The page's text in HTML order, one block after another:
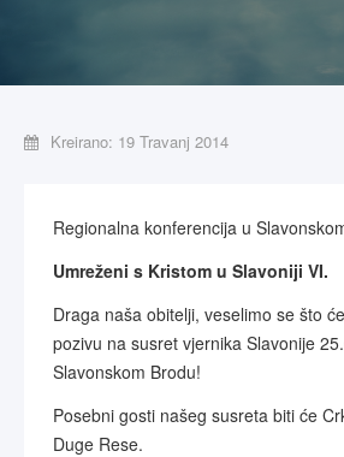
Kreirano: 19 Travanj 2014
Regionalna konferencija u
Umreženi s Kristom u Slavoniji VI.
Draga naša obitelji, veselimo se što
pozivu na susret vjernika Slavonije
Slavonskom Brodu!
Posebni gosti našeg susreta biti će
Duge Rese.